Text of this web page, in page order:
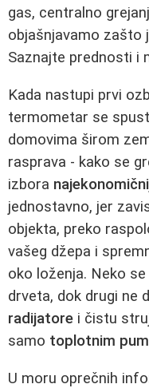
gas, centralno
objašnjavamo zašto
Saznajte prednosti i
Kada nastupi prvi
termometar se
domovima širom
rasprava - kako se
izbora
jednostavno, jer
objekta, preko
vašeg džepa i
oko loženja. Neko se
drveta, dok drugi ne
radijatore i čistu
samo toplotnim
U moru oprečnih